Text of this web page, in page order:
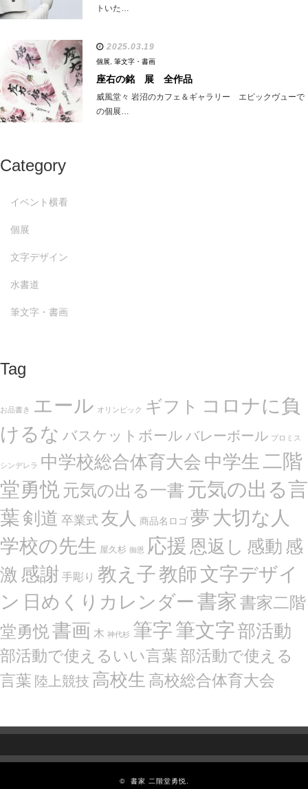
トいた…
2025.03.19
個展, 筆文字・書画
座右の銘 展 全作品
威風堂々 岩沼のカフェ＆ギャラリー エピックヴューで
の個展…
Category
イベント横看
個展
文字デザイン
水書道
筆文字・書画
Tag
お品書き エール オリンピック ギフト コロナに負
けるな バスケットボール バレーボール プロミス
シンデレラ 中学校総合体育大会 中学生 二階
堂勇悦 元気の出る一書 元気の出る言
葉剣道 卒業式 友人 商品名ロゴ 夢 大切な人
学校の先生 屋久杉 御恩 応援 恩返し 感動 感
激 感謝 手彫り 教え子教師文字デザイ
ン 日めくりカレンダー 書家 書家二階
堂勇悦書画 木 神代杉 筆字筆文字部活動
部活動で使えるいい言葉部活動で使える
言葉 陸上競技 高校生 高校総合体育大会
© 書家 二階堂勇悦.